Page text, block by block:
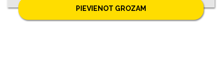
PIEVIENOT GROZAM